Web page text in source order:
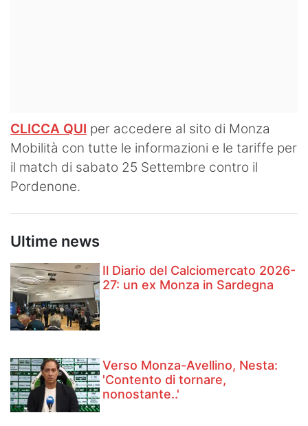
CLICCA QUI per accedere al sito di Monza
Mobilità con tutte le informazioni e le tariffe per
il match di sabato 25 Settembre contro il
Pordenone.
Ultime news
Il Diario del Calciomercato 2026-
27: un ex Monza in Sardegna
Verso Monza-Avellino, Nesta:
'Contento di tornare,
nonostante..'